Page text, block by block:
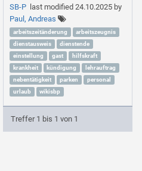
SB-Plast modified 24.10.2025by
Paul, Andreas
arbeitszeitänderung
arbeitszeugnis
dienstausweis
dienstende
einstellung
gast
hilfskraft
krankheit
kündigung
lehrauftrag
nebentätigkeit
parken
personal
urlaub
wikisbp
Treffer 1 bis 1 von 1